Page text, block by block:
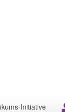
Initiative